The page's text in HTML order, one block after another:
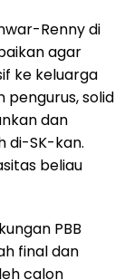
Renny di
agar
ke keluarga
pengurus, solid
dan
di-SK-kan.
beliau
PBB
final dan
calon